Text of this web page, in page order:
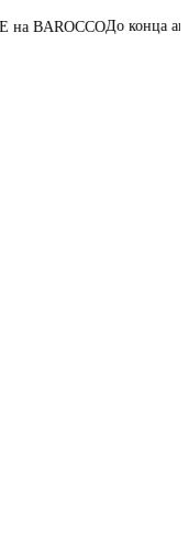
конца акции07:06:50:46